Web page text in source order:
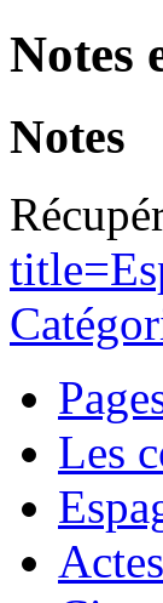
Notes
Notes
Les
Actes